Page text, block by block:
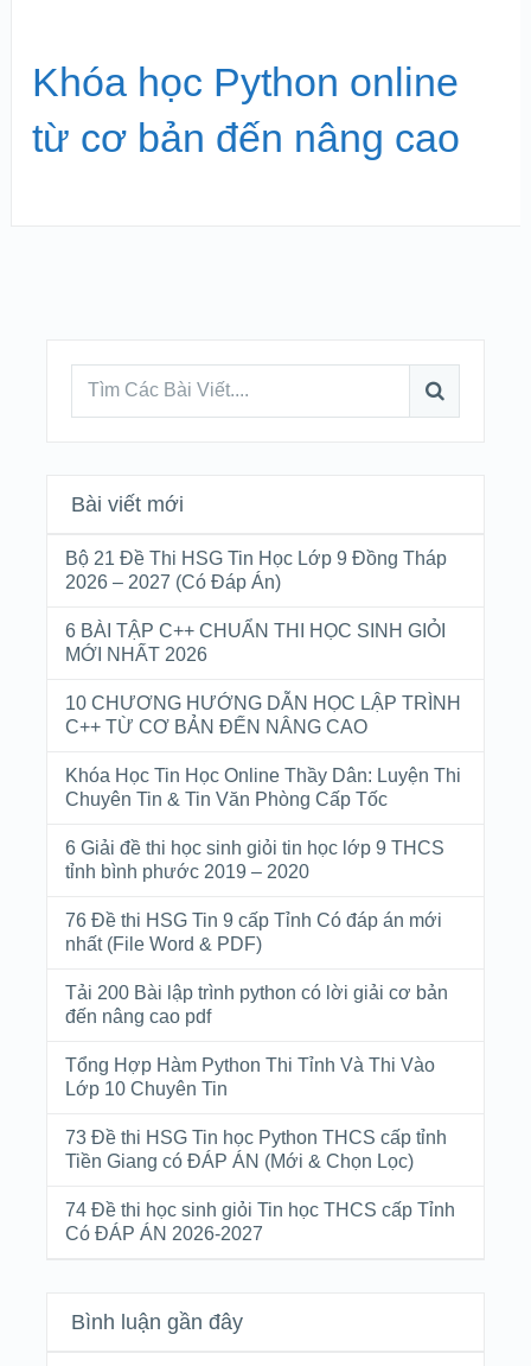
Khóa học Python online
từ cơ bản đến nâng cao
Bài viết mới
Bộ 21 Đề Thi HSG Tin Học Lớp 9 Đồng Tháp
2026 – 2027 (Có Đáp Án)
6 BÀI TẬP C++ CHUẨN THI HỌC SINH GIỎI
MỚI NHẤT 2026
10 CHƯƠNG HƯỚNG DẪN HỌC LẬP TRÌNH
C++ TỪ CƠ BẢN ĐẾN NÂNG CAO
Khóa Học Tin Học Online Thầy Dân: Luyện Thi
Chuyên Tin & Tin Văn Phòng Cấp Tốc
6 Giải đề thi học sinh giỏi tin học lớp 9 THCS
tỉnh bình phước 2019 – 2020
76 Đề thi HSG Tin 9 cấp Tỉnh Có đáp án mới
nhất (File Word & PDF)
Tải 200 Bài lập trình python có lời giải cơ bản
đến nâng cao pdf
Tổng Hợp Hàm Python Thi Tỉnh Và Thi Vào
Lớp 10 Chuyên Tin
73 Đề thi HSG Tin học Python THCS cấp tỉnh
Tiền Giang có ĐÁP ÁN (Mới & Chọn Lọc)
74 Đề thi học sinh giỏi Tin học THCS cấp Tỉnh
Có ĐÁP ÁN 2026-2027
Bình luận gần đây